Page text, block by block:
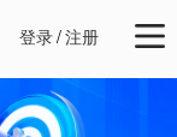
登录/注册